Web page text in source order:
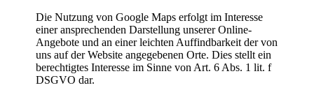
Die Nutzung von Google Maps erfolgt im Interesse
einer ansprechenden Darstellung unserer Online-
Angebote und an einer leichten Auffindbarkeit der von
uns auf der Website angegebenen Orte. Dies stellt ein
berechtigtes Interesse im Sinne von Art. 6 Abs. 1 lit. f
DSGVO dar.